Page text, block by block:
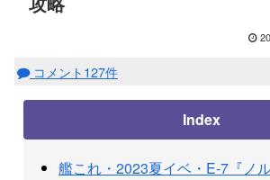
コメント127件
Index
艦これ・2023夏イベ・E-7『ノ